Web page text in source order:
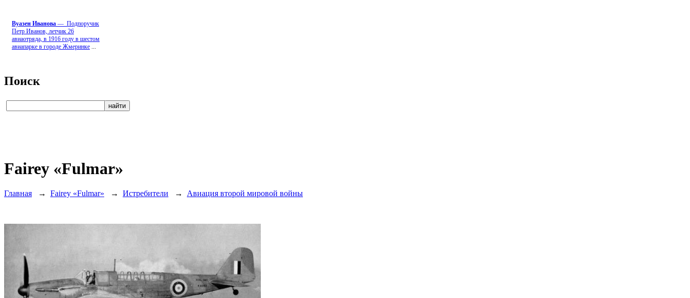
Вуазен Иванова — Подпоручик
Петр Иванов, летчик 26
авиаотряда, в 1916 году в шестом
авиапарке в городе Жмеринке
Поиск
Fairey «Fulmar»
Главная → Fairey «Fulmar» → Истребители → Авиация второй мировой войны